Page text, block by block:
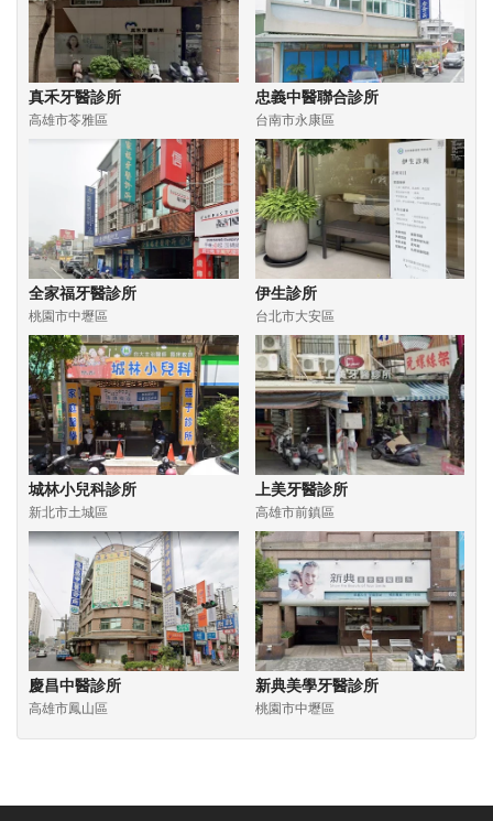
真禾牙醫診所
高雄市苓雅區
忠義中醫聯合診所
台南市永康區
全家福牙醫診所
桃園市中壢區
伊生診所
台北市大安區
城林小兒科診所
新北市土城區
上美牙醫診所
高雄市前鎮區
慶昌中醫診所
高雄市鳳山區
新典美學牙醫診所
桃園市中壢區